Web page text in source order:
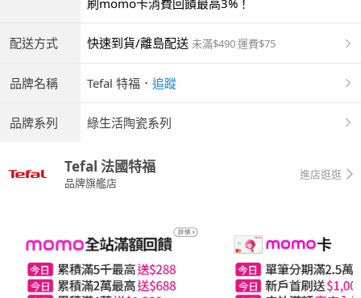
商付款 | ATM | 銀聯卡
刷momo卡消費回饋最高3%！
配送方式 快速到貨/離島配送 未滿$490 運費$75
品牌名稱 Tefal 特福 ． 追蹤
品牌系列 綠生活陶瓷系列
Tefal 法國特福
品牌旗艦店
進店逛逛